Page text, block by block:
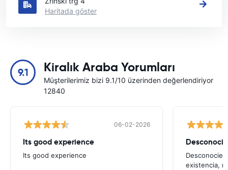
Haritada göster
9.1 Kiralık Araba Yorumları
Müşterilerimiz bizi 9.1/10 üzerinden değerlendiriyor
12840
06-02-2026
Its good experience
Its good experience
existencia,